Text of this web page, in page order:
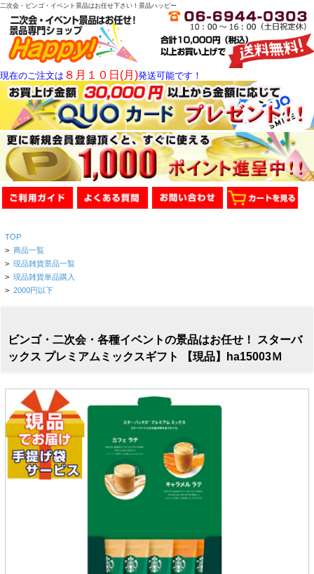
二次会・ビンゴ・イベント景品はお任せ下さい！景品ハッピー
現在のご注文は ８月１０日(月)発送可能です！
TOP
> 商品一覧
> 現品雑貨景品一覧
> 現品雑貨単品購入
> 2000円以下
ビンゴ・二次会・各種イベントの景品はお任せ！ スターバ
ックス プレミアムミックスギフト 【現品】ha15003Ｍ